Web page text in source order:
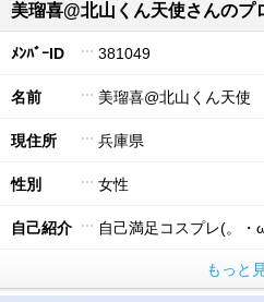
美瑠喜@北山くん天使さんのプ
ﾒﾝﾊﾞｰID 381049
名前 美瑠喜@北山くん天使
現住所 兵庫県
性別 女性
自己紹介 自己満足コスプレ(。・
もっと